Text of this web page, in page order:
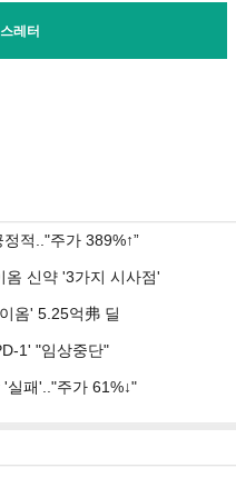
레터
적.."주가 389%↑”
옴 신약 '3가지 시사점'
옴' 5.25억弗 딜
1' "임상중단"
실패'.."주가 61%↓"